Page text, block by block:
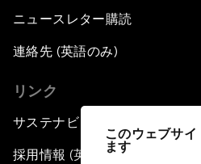
このウェブサ
ます
ニュースレター購読
連絡先 (英語のみ)
リンク
サステナビリティへの取り組み
採用情報 (英語のみ)